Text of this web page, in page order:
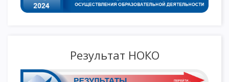
Результат НОКО